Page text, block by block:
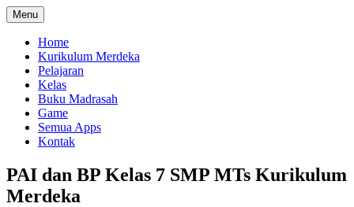
Menu
Home
Kurikulum Merdeka
Pelajaran
Kelas
Buku Madrasah
Game
Semua Apps
Kontak
PAI dan BP Kelas 7 SMP MTs Kurikulum
Merdeka